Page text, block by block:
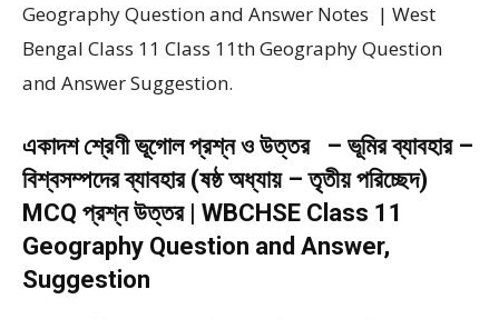
Geography Question and Answer Notes | West
Bengal Class 11 Class 11th Geography Question
and Answer Suggestion.
একাদশ শ্রেণী ভূগোল প্রশ্ন ও উত্তর – ভূমির ব্যাবহার –
বিশ্বসম্পদের ব্যাবহার (ষষ্ঠ অধ্যায় – তৃতীয় পরিচ্ছেদ)
MCQ প্রশ্ন উত্তর | WBCHSE Class 11
Geography Question and Answer,
Suggestion